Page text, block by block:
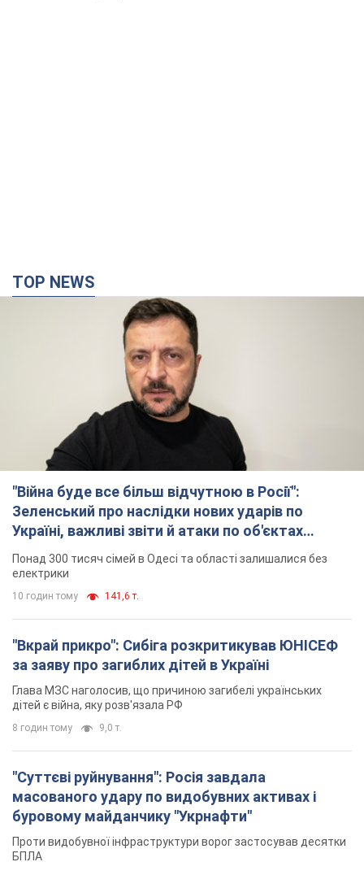
TOP NEWS
"Війна буде все більш відчутною в Росії":
Зеленський про наслідки нових ударів по
Україні, важливі звіти й атаки по об'єктах
ворога. Відео
Понад 300 тисяч сімей в Одесі та області залишалися без
електрики
10 годин тому 141,6 т.
"Вкрай прикро": Сибіга розкритикував ЮНІСЕФ
за заяву про загиблих дітей в Україні
Глава МЗС наголосив, що причиною загибелі українських
дітей є війна, яку розв'язала РФ
8 годин тому 9,0 т.
"Суттєві руйнування": Росія завдала
масованого удару по видобувних активах і
буровому майданчику "Укрнафти"
Проти видобувної інфраструктури ворог застосував десятки
БПЛА